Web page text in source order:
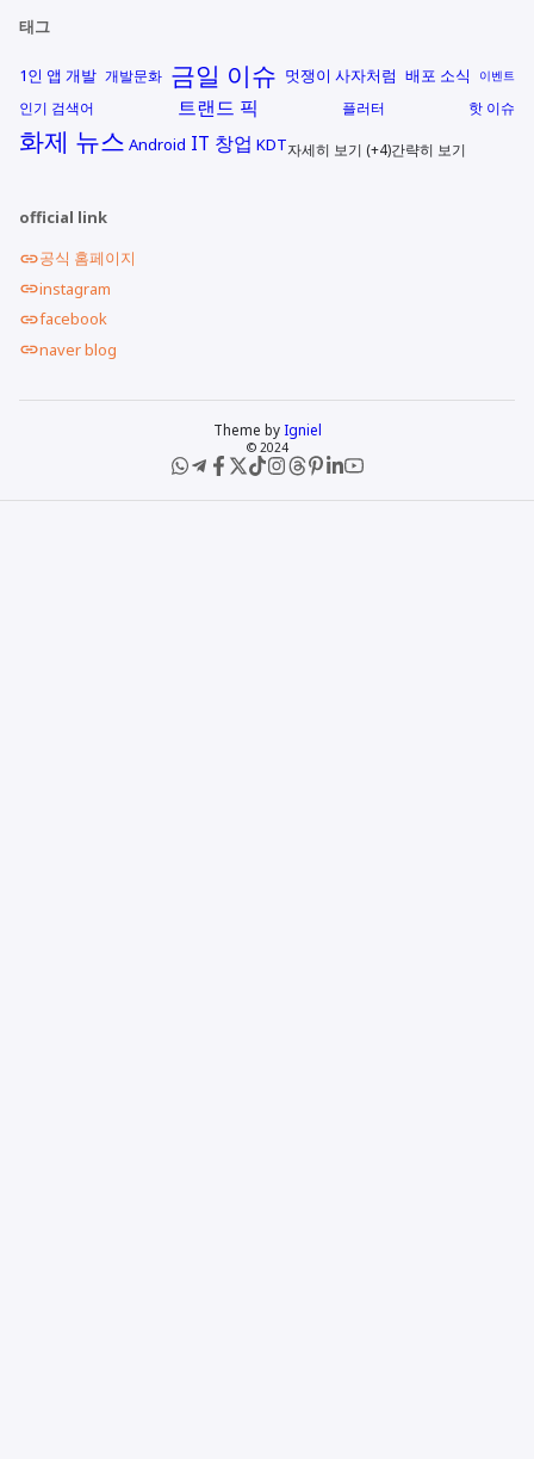
태그
1인 앱 개발 개발문화 금일 이슈 멋쟁이 사자처럼 배포 소식 이벤트
인기 검색어 트랜드 픽 플러터 핫 이슈
화제 뉴스 Android IT 창업 KDT자세히 보기 (+4)간략히 보기
official link
공식 홈페이지
instagram
facebook
naver blog
Theme by Igniel
© 2024